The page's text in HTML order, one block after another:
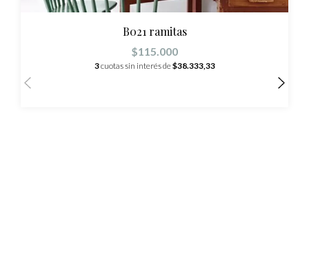
B021 ramitas
$115.000
3cuotas sin interés de$38.333,33